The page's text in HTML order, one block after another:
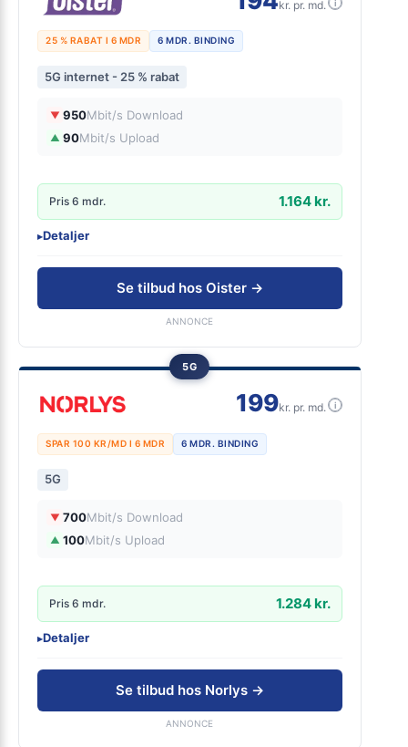
kr. pr. md. i
25 % RABAT I 6 MDR 6 MDR. BINDING
5G internet - 25 % rabat
▼ 950Mbit/s Download
▲ 90Mbit/s Upload
Pris 6 mdr. 1.164 kr.
▸Detaljer
Adgang til fordelsklubben OiSTER+
Se tilbud hos Oister →
ANNONCE
5G
199kr. pr. md. i
SPAR 100 KR/MD I 6 MDR 6 MDR. BINDING
5G
▼ 700Mbit/s Download
▲ 100Mbit/s Upload
Pris 6 mdr. 1.284 kr.
▸Detaljer
Se tilbud hos Norlys →
ANNONCE